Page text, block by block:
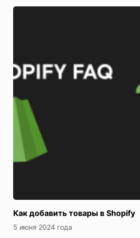
Как добавить товары в Shopify
5 июня 2024 года